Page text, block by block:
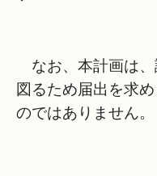
なお、本計画は、
図るため届出を求
のではありません。